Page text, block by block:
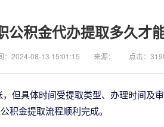
公积金代办提取多久才
：2024-08-13 15:01:15 来源： 点击：
但具体时间受提取类型、办理时间及
积金提取流程顺利完成。